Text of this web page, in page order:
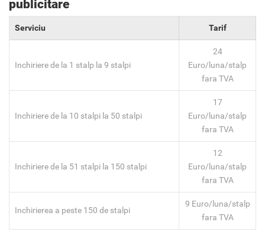
publicitare
Serviciu Tarif
Inchiriere de la 1 stalp la 9 stalpi
24
Euro/luna/stalp
fara TVA
Inchiriere de la 10 stalpi la 50 stalpi
17
Euro/luna/stalp
fara TVA
Inchiriere de la 51 stalpi la 150 stalpi
12
Euro/luna/stalp
fara TVA
Inchirierea a peste 150 de stalpi
9 Euro/luna/stalp
fara TVA